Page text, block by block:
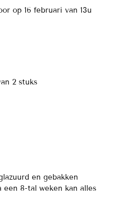
op 16 februari van 13u
2 stuks
en gebakken
een 8-tal weken kan alles